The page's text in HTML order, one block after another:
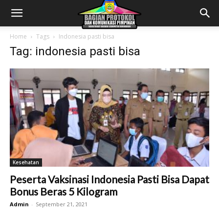
Home Tags Indonesia pasti bisa
Tag: indonesia pasti bisa
Kesehatan
Peserta Vaksinasi Indonesia Pasti Bisa Dapat
Bonus Beras 5 Kilogram
Admin - September 21, 2021